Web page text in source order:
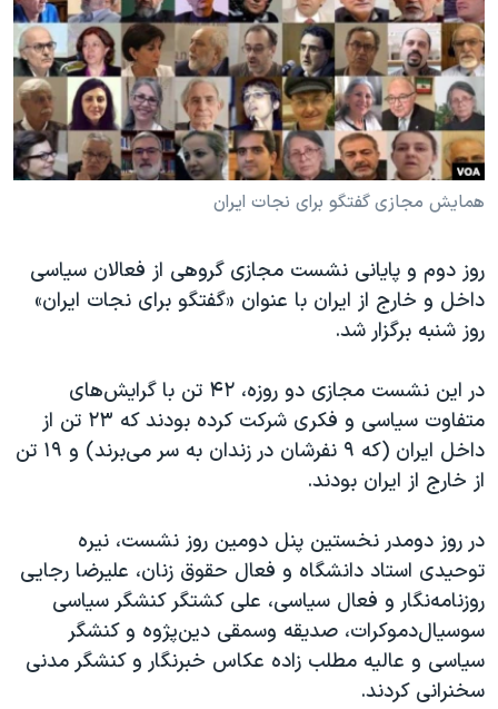
فرهنگ و زندگی
حقوق شهروندی
اقتصادی
علم و فناوری
اسرائیل در جنگ
آرشیو پخش زنده
مستندها
انتخابات ریاست جمهوری آمریکا ۲۰۲۴
حمله جمهوری اسلامی به اسرائیل
رمز مهسا
ورزش زنان در ایران
مجموعه مستندهای دادخواهی
تریبونال مردمی آبان ۹۸
چهل سال گروگان‌گیری
قانون شفافیت دارائی کادر رهبری ایران
اعتراضات مردمی آبان ۹۸
نرگس محمدی برنده جایزه نوبل صلح
همایش محافظه‌کاران آمریکا «سی‌پک»
صفحه‌های ویژه
سفر پرزیدنت ترامپ به چین
دنبال کنید
زبانهای مختلف
همایش مجازی گفتگو برای نجات ایران
روز دوم و پایانی نشست مجازی گروهی از فعالان سیاسی
داخل و خارج از ایران با عنوان «گفتگو برای نجات ایران»
روز شنبه برگزار شد.
در این نشست مجازی دو روزه، ۴۲ تن با گرایش‌های
متفاوت سیاسی و فکری شرکت کرده بودند که ۲۳ تن از
داخل ایران (که ۹ نفرشان در زندان به سر می‌برند) و ۱۹ تن
از خارج از ایران بودند.
در روز دومدر نخستین پنل دومین روز نشست، نیره
توحیدی استاد دانشگاه و فعال حقوق زنان، علیرضا رجایی
روزنامه‌نگار و فعال سیاسی، علی کشتگرکنشگر سیاسی
سوسیال‌دموکرات، صدیقه وسمقی دین‌پژوه و کنشگر
سیاسی و عالیه مطلب زاده عکاس خبرنگار و کنشگر مدنی
سخنرانی کردند.